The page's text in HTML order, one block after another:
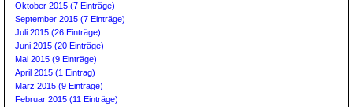
Oktober 2015 (7 Einträge)
September 2015 (7 Einträge)
Juli 2015 (26 Einträge)
Juni 2015 (20 Einträge)
Mai 2015 (9 Einträge)
April 2015 (1 Eintrag)
März 2015 (9 Einträge)
Februar 2015 (11 Einträge)